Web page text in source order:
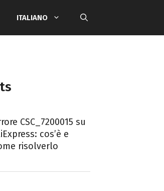
ITALIANO
CSC_7200015 su
cos’è e
risolverlo